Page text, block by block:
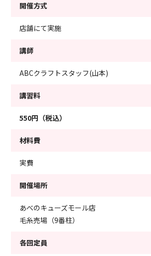
開催方式
店舗にて実施
講師
ABCクラフトスタッフ(山本)
講習料
550円（税込）
材料費
実費
開催場所
あべのキューズモール店
毛糸売場（9番柱）
各回定員